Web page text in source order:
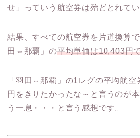
せ」っていう航空券は殆どとれてい
結果、すべての航空券を片道換算
田⇔那覇」の平均単価は10,403円
「羽田⇔那覇」の1レグの平均航
円をきりたかったな～と言うのが
う一息・・・と言う感想です。